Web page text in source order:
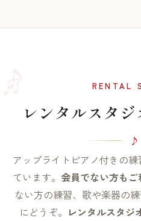
RENTAL
レンタルスタ
アップライトピアノ付きの
ています。 会員でない方もご
ない方の練習、歌や楽器の
にどうぞ。 レンタルスタジ